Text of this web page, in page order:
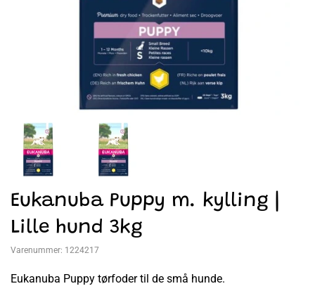
Eukanuba Puppy m. kylling |
Lille hund 3kg
Varenummer: 1224217
Eukanuba Puppy tørfoder til de små hunde.